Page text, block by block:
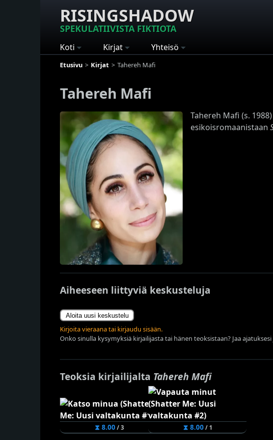
RISINGSHADOW
SPEKULATIIVISTA FIKTIOTA
Koti Kirjat Yhteisö
Etusivu Kirjat Tahereh Mafi
Tahereh Mafi
Tahereh Mafi (s.
esikoisromaanistaan
Aiheeseen liittyviä keskusteluja
Aloita uusi keskustelu
Kirjoita vieraana tai kirjaudu sisään.
Onko sinulla kysymyksiä kirjailijasta tai hänen teoksistaan? Jaa
Teoksia kirjailijalta Tahereh Mafi
⧗ 8.00/ 3 ⧗ 8.00/ 1